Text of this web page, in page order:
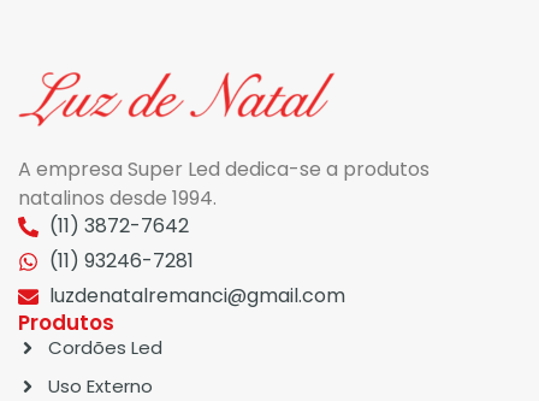
A empresa Super Led dedica-se a produtos
natalinos desde 1994.
(11) 3872-7642
(11) 93246-7281
luzdenatalremanci@gmail.com
Produtos
Cordões Led
Uso Externo